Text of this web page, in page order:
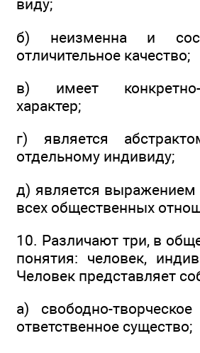
виду;
б) неизменна и
отличительное качество;
в) имеет конкретно-
характер;
г) является
отдельному индивиду;
д) является выражением
всех общественных
10. Различают три, в
понятия: человек,
Человек представляет
а) свободно-
ответственное существо;